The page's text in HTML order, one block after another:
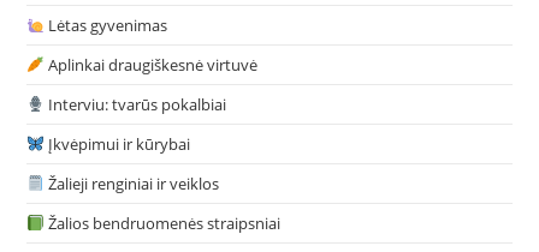
Lėtas gyvenimas
Aplinkai draugiškesnė virtuvė
Interviu: tvarūs pokalbiai
Įkvėpimui ir kūrybai
Žalieji renginiai ir veiklos
Žalios bendruomenės straipsniai